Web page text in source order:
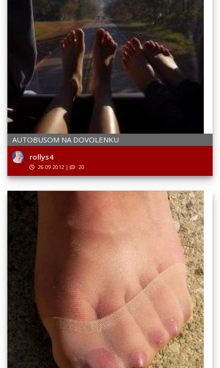
AUTOBUSOM NA DOVOLENKU
rollys4
26.09.2012 | 20